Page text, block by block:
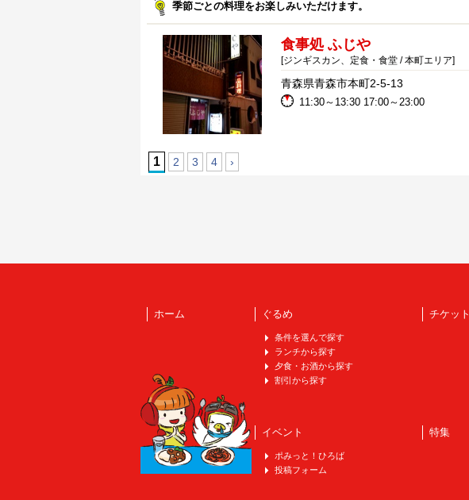
季節ごとの料理をお楽しみいただけます。
食事処 ふじや
[ジンギスカン、定食・食堂 / 本町エリア]
青森県青森市本町2-5-13
11:30～13:30 17:00～23:00
1 2 3 4 ›
ホーム ぐるめ
条件を選んで探す
ランチから探す
夕食・お酒から探す
割引から探す
チケット
イベント
ポみっと！ひろば
投稿フォーム
特集